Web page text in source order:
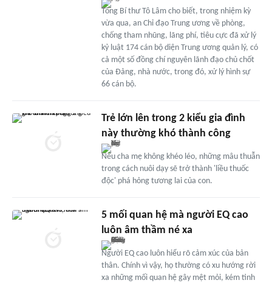
Tổng Bí thư Tô Lâm cho biết, trong nhiệm kỳ
vừa qua, an Chỉ đạo Trung ương về phòng,
chống tham nhũng, lãng phí, tiêu cực đã xử lý
kỷ luật 174 cán bộ diện Trung ương quản lý, có
cả một số đồng chí nguyên lãnh đạo chủ chốt
của Đảng, nhà nước, trong đó, xử lý hình sự
66 cán bộ.
Trẻ lớn lên trong 2 kiểu gia đình
này thường khó thành công
Nếu cha mẹ không khéo léo, những mâu thuẫn
trong cách nuôi dạy sẽ trở thành 'liều thuốc
độc' phá hỏng tương lai của con.
5 mối quan hệ mà người EQ cao
luôn âm thầm né xa
Người EQ cao luôn hiểu rõ cảm xúc của bản
thân. Chính vì vậy, họ thường có xu hướng rời
xa những mối quan hệ gây mệt mỏi, kém tinh